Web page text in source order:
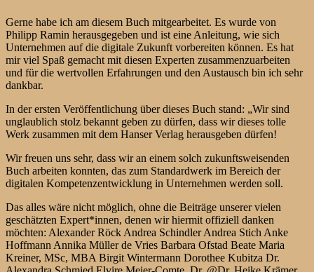
Gerne habe ich am diesem Buch mitgearbeitet. Es wurde von
Philipp Ramin herausgegeben und ist eine Anleitung, wie sich
Unternehmen auf die digitale Zukunft vorbereiten können. Es hat
mir viel Spaß gemacht mit diesen Experten zusammenzuarbeiten
und für die wertvollen Erfahrungen und den Austausch bin ich sehr
dankbar.
In der ersten Veröffentlichung über dieses Buch stand: „Wir sind
unglaublich stolz bekannt geben zu dürfen, dass wir dieses tolle
Werk zusammen mit dem Hanser Verlag herausgeben dürfen!
Wir freuen uns sehr, dass wir an einem solch zukunftsweisenden
Buch arbeiten konnten, das zum Standardwerk im Bereich der
digitalen Kompetenzentwicklung in Unternehmen werden soll.
Das alles wäre nicht möglich, ohne die Beiträge unserer vielen
geschätzten Expert*innen, denen wir hiermit offiziell danken
möchten: Alexander Röck Andrea Schindler Andrea Stich Anke
Hoffmann Annika Müller de Vries Barbara Ofstad Beate Maria
Kreiner, MSc, MBA Birgit Wintermann Dorothee Kubitza Dr.